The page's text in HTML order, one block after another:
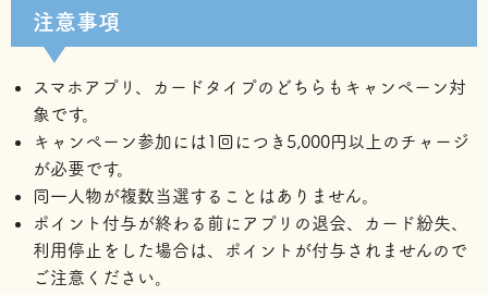
注意事項
スマホアプリ、カードタイプのどちらもキャンペーン対
象です。
キャンペーン参加には1回につき5,000円以上のチャージ
が必要です。
同一人物が複数当選することはありません。
ポイント付与が終わる前にアプリの退会、カード紛失、
利用停止をした場合は、ポイントが付与されませんので
ご注意ください。